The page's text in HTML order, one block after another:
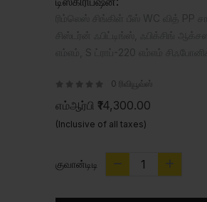
0 ரிவியூவ்ஸ்
எம்ஆர்பி ₹14,300.00
(Inclusive of all taxes)
குவான்டிடி